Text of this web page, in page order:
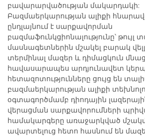
բավարարվածության մակարդակի:
Բազմաերկարության ալիքի
ընդլայնում է սարքավորման
բազմաֆունկցիոնալությունը՝ թույլ
մասնագետներին մշակել բարակ
տերմինալ մազեր և դիմացկուն
հավասարապես արդյունավետ
հետազոտությունները ցույց են
բազմաերկարության ալիքի
օգտագործմամբ դիոդային
վերացման սարքավորումների
համակարգերը առաջարկված
ավարտելուց հետո հասնում են